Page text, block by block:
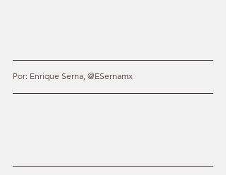
Por: Enrique Serna, @ESernamx